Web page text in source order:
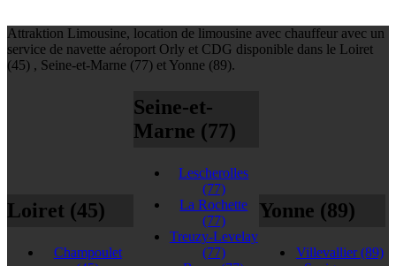
Attraktion Limousine, location de limousine avec chauffeur avec un
service de navette aéroport Orly et CDG disponible dans le Loiret
(45) , Seine-et-Marne (77) et Yonne (89).
Loiret (45)
Champoulet
Seine-et-
Marne (77)
Lescherolles
(77)
La Rochette
(77)
Treuzy-Levelay
(77)
Yonne (89)
Villevallier(89)